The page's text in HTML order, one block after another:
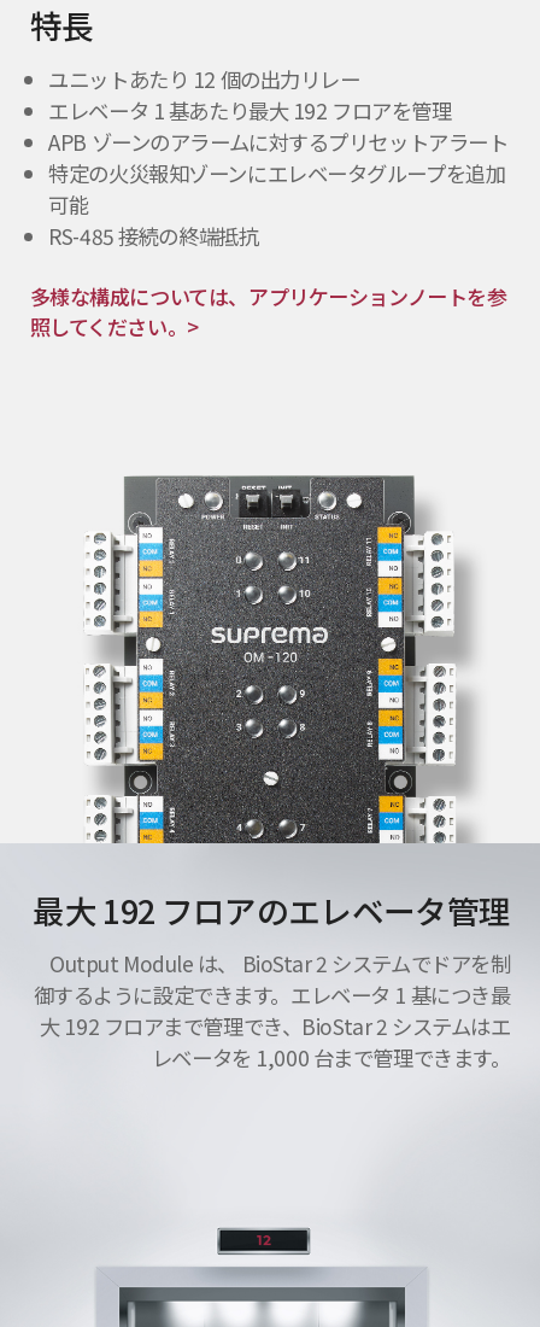
特長
ユニットあたり 12 個の出力リレー
エレベータ 1 基あたり最大 192 フロアを管理
APB ゾーンのアラームに対するプリセットアラート
特定の火災報知ゾーンにエレベータグループを追加
可能
RS-485 接続の終端抵抗
多様な構成については、アプリケーションノートを参
照してください。>
最大 192 フロアのエレベータ管理
Output Module は、 BioStar 2 システムでドアを制
御するように設定できます。エレベータ 1 基につき最
大 192 フロアまで管理でき、BioStar 2 システムはエ
レベータを 1,000 台まで管理できます。